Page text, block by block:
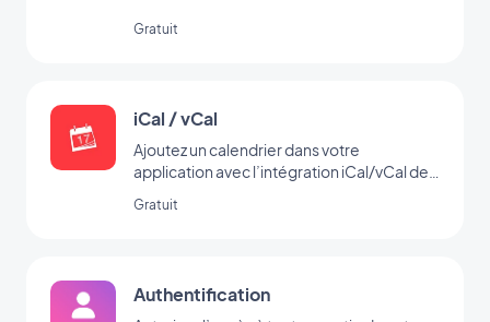
Gratuit
iCal / vCal
Ajoutez un calendrier dans votre
application avec l’intégration iCal/vCal de
Gratuit
Authentification